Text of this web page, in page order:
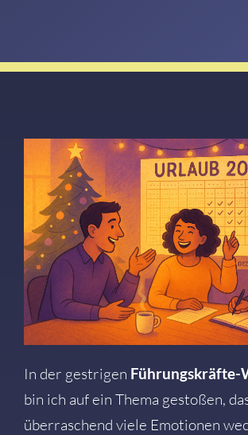
In der gestrigen Führungskräfte-
bin ich auf ein Thema gestoßen,
überraschend viele Emotionen